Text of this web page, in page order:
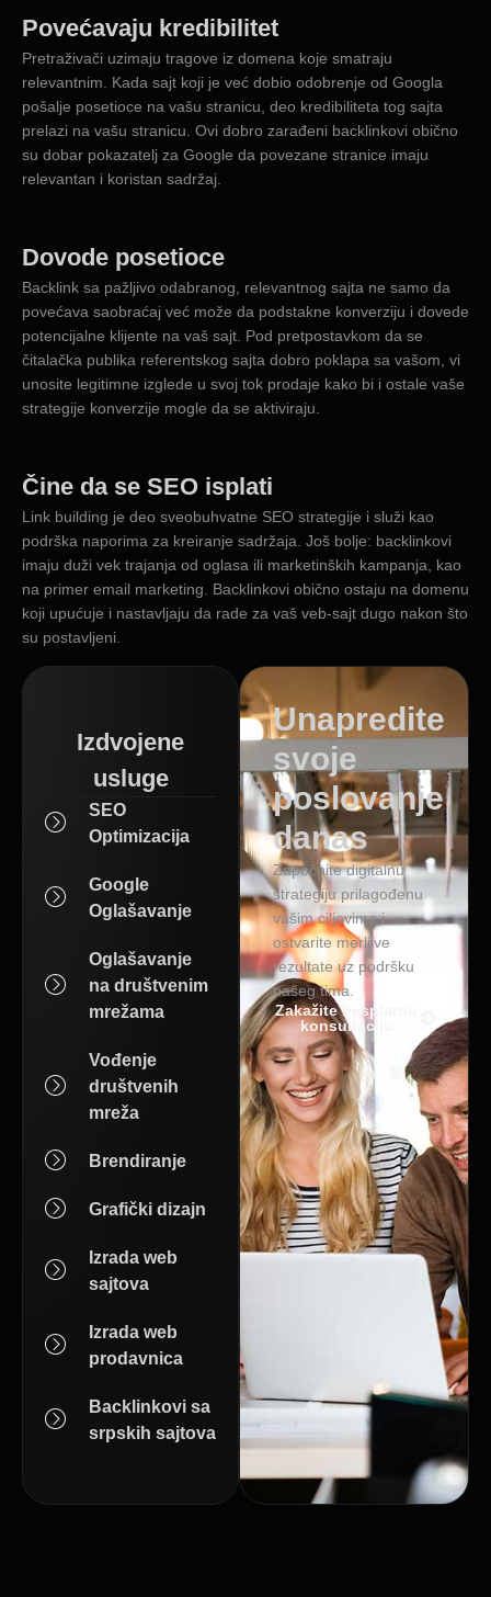
Povećavaju kredibilitet
Pretraživači uzimaju tragove iz domena koje smatraju
relevantnim. Kada sajt koji je već dobio odobrenje od Googla
pošalje posetioce na vašu stranicu, deo kredibiliteta tog sajta
prelazi na vašu stranicu. Ovi dobro zarađeni backlinkovi obično
su dobar pokazatelj za Google da povezane stranice imaju
relevantan i koristan sadržaj.
Dovode posetioce
Backlink sa pažljivo odabranog, relevantnog sajta ne samo da
povećava saobraćaj već može da podstakne konverziju i dovede
potencijalne klijente na vaš sajt. Pod pretpostavkom da se
čitalačka publika referentskog sajta dobro poklapa sa vašom, vi
unosite legitimne izglede u svoj tok prodaje kako bi i ostale vaše
strategije konverzije mogle da se aktiviraju.
Čine da se SEO isplati
Link building je deo sveobuhvatne SEO strategije i služi kao
podrška naporima za kreiranje sadržaja. Još bolje: backlinkovi
imaju duži vek trajanja od oglasa ili marketinških kampanja, kao
na primer email marketing. Backlinkovi obično ostaju na domenu
koji upućuje i nastavljaju da rade za vaš veb-sajt dugo nakon što
su postavljeni.
Izdvojene
usluge
SEO
Optimizacija
Google
Oglašavanje
Oglašavanje
na društvenim
mrežama
Vođenje
društvenih
mreža
Brendiranje
Grafički dizajn
Izrada web
sajtova
Izrada web
prodavnica
Backlinkovi sa
srpskih sajtova
Unapredite
svoje
poslovanje
danas
Započnite digitalnu
strategiju prilagođenu
vašim ciljevima i
ostvarite merljive
rezultate uz podršku
našeg tima.
Zakažite besplatnu
konsultaciju